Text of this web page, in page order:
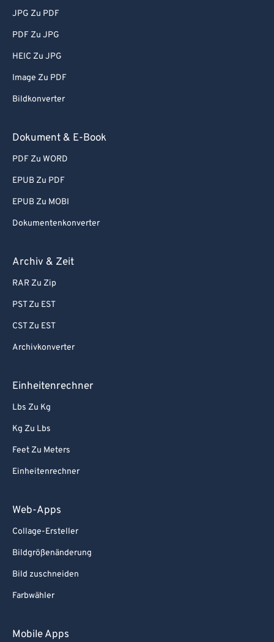
JPG Zu PDF
PDF Zu JPG
HEIC Zu JPG
Image Zu PDF
Bildkonverter
Dokument & E-Book
PDF Zu WORD
EPUB Zu PDF
EPUB Zu MOBI
Dokumentenkonverter
Archiv & Zeit
RAR Zu Zip
PST Zu EST
CST Zu EST
Archivkonverter
Einheitenrechner
Lbs Zu Kg
Kg Zu Lbs
Feet Zu Meters
Einheitenrechner
Web-Apps
Collage-Ersteller
Bildgrößenänderung
Bild zuschneiden
Farbwähler
Mobile Apps